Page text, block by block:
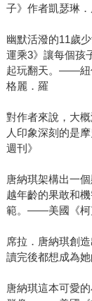
子》作者凱瑟琳
幽默活潑的11歲
運乘3》讓每個孩
起玩翻天。——紐
格麗．羅
對作者來說，大
人印象深刻的是
週刊》
唐納琪架構出一
越年齡的果敢和
範。——美國《柯
席拉．唐納琪創
讀完後都想成為
唐納琪這本可愛